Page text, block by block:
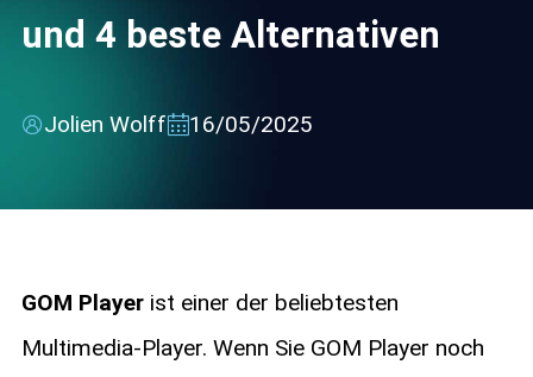
DVD Copy
Support
und 4 beste Alternativen
Jolien Wolff 16/05/2025
GOM Playerist einer der beliebtesten
Multimedia-Player. Wenn Sie GOM Player noch